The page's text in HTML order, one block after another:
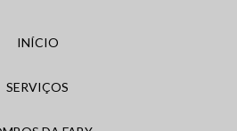
INÍCIO
SERVIÇOS